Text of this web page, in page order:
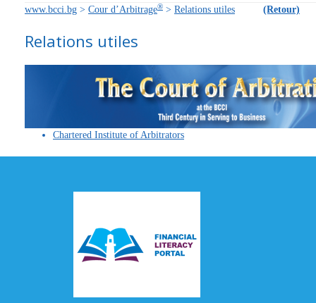
www.bcci.bg > Cour d’Arbitrage® > Relations utiles (Retour)
Relations utiles
Chartered Institute of Arbitrators